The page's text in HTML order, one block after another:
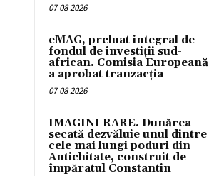
07 08 2026
eMAG, preluat integral de
fondul de investiții sud-
african. Comisia Europeană
a aprobat tranzacția
07 08 2026
IMAGINI RARE. Dunărea
secată dezvăluie unul dintre
cele mai lungi poduri din
Antichitate, construit de
împăratul Constantin